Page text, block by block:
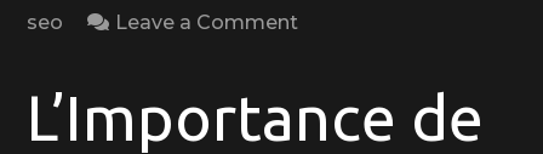
seo
Leave a Comment
Visibilité
L’Importance de